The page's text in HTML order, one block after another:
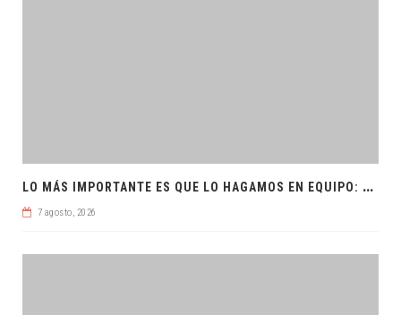
L
O MÁS IMPORTANTE ES QUE LO HAGAMOS EN EQUIPO: CPL
7 agosto, 2026